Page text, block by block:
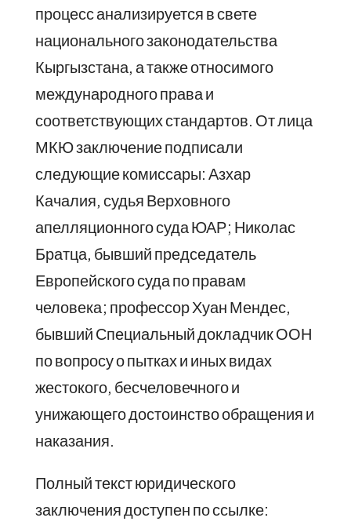
процесс анализируется в свете
национального законодательства
Кыргызстана, а также относимого
международного права и
соответствующих стандартов. От лица
МКЮ заключение подписали
следующие комиссары: Азхар
Качалия, судья Верховного
апелляционного суда ЮАР; Николас
Братца, бывший председатель
Европейского суда по правам
человека; профессор Хуан Мендес,
бывший Специальный докладчик ООН
по вопросу о пытках и иных видах
жестокого, бесчеловечного и
унижающего достоинство обращения и
наказания.
Полный текст юридического
заключения доступен по ссылке: